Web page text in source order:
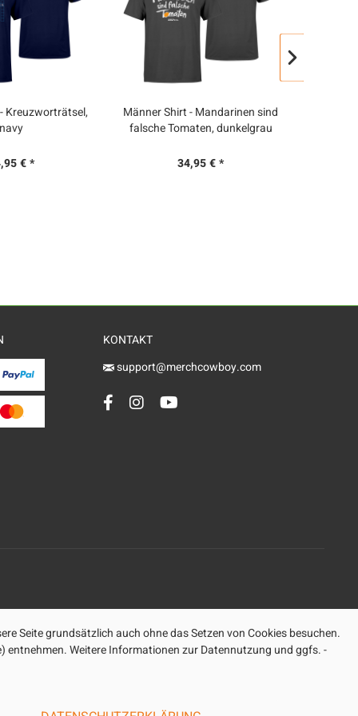
Kreuzworträtsel,
€ *
Männer Shirt - Mandarinen sind
falsche Tomaten, dunkelgrau
34,95 € *
KONTAKT
support@merchcowboy.com
Seite grundsätzlich auch ohne das Setzen von Cookies besuchen.
entnehmen. Weitere Informationen zur Datennutzung und ggfs. -